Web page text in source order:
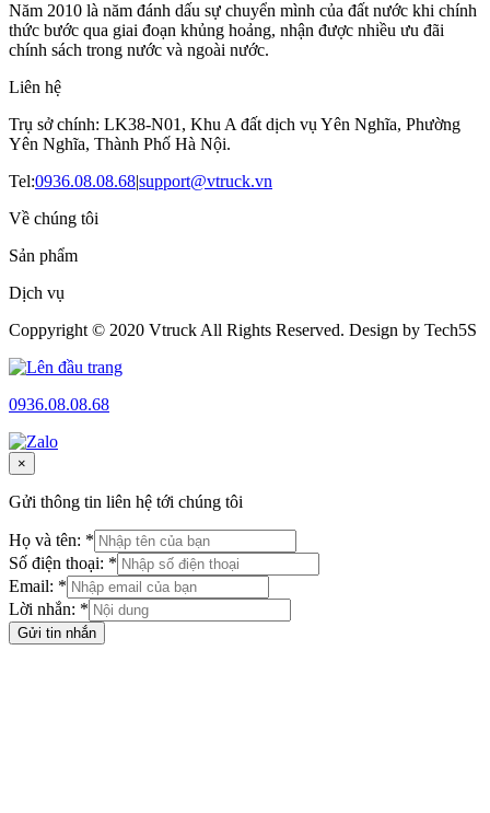
Năm 2010 là năm đánh dấu sự chuyển mình của đất nước khi chính
thức bước qua giai đoạn khủng hoảng, nhận được nhiều ưu đãi
chính sách trong nước và ngoài nước.
Liên hệ
Trụ sở chính: LK38-N01, Khu A đất dịch vụ Yên Nghĩa, Phường
Yên Nghĩa, Thành Phố Hà Nội.
Tel:0936.08.08.68|support@vtruck.vn
Về chúng tôi
Sản phẩm
Dịch vụ
Coppyright © 2020 Vtruck All Rights Reserved. Design by Tech5S
0936.08.08.68
×
Gửi thông tin liên hệ tới chúng tôi
Họ và tên: *
Số điện thoại: *
Email: *
Lời nhắn: *
Gửi tin nhắn